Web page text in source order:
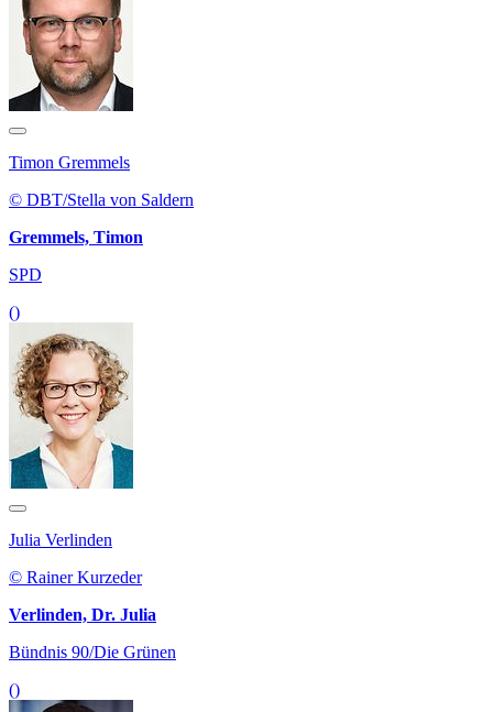
Timon Gremmels
© DBT/Stella von Saldern
Gremmels, Timon
SPD
()
Julia Verlinden
© Rainer Kurzeder
Verlinden, Dr. Julia
Bündnis 90/Die Grünen
()